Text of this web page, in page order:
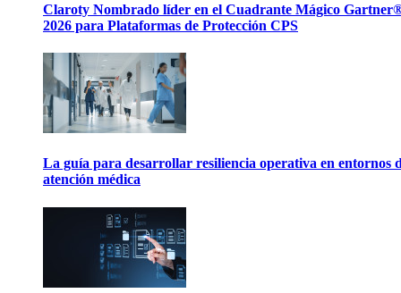
Claroty Nombrado líder en el Cuadrante Mágico
2026 para Plataformas de Protección CPS
La guía para desarrollar resiliencia operativa en entornos
atención médica